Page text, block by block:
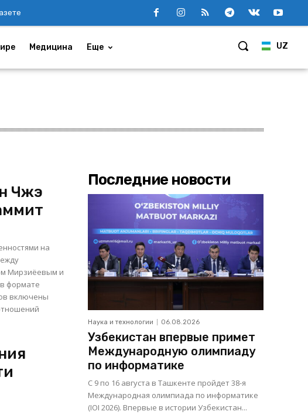
UZ
Медицина Еще
Чжэ
на
Мирзиёевым и
формате
Последние новости
Наука и технологии 06.08.2026
Узбекистан впервые примет
Международную олимпиаду
по информатике
С 9 по 16 августа в Ташкенте пройдет 38-я
Международная олимпиада по информатике
(IOI 2026). Впервые в истории Узбекистан...